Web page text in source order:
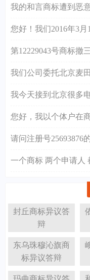
我的和言商标遭到恶
您好！我们2016年3月
第12229043号商标撤
我们公司委托北京麦
我今天接到北京很多
您好，我以个体户在
请问注册号25693876
一个商标 两个申请人
封丘商标异议答
辩
东乌珠穆沁旗商
标异议答辩